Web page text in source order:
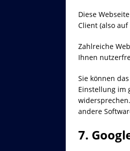
Diese
Client (also
Zahlreiche
Ihnen
Sie können
Einstellung im
andere
7.